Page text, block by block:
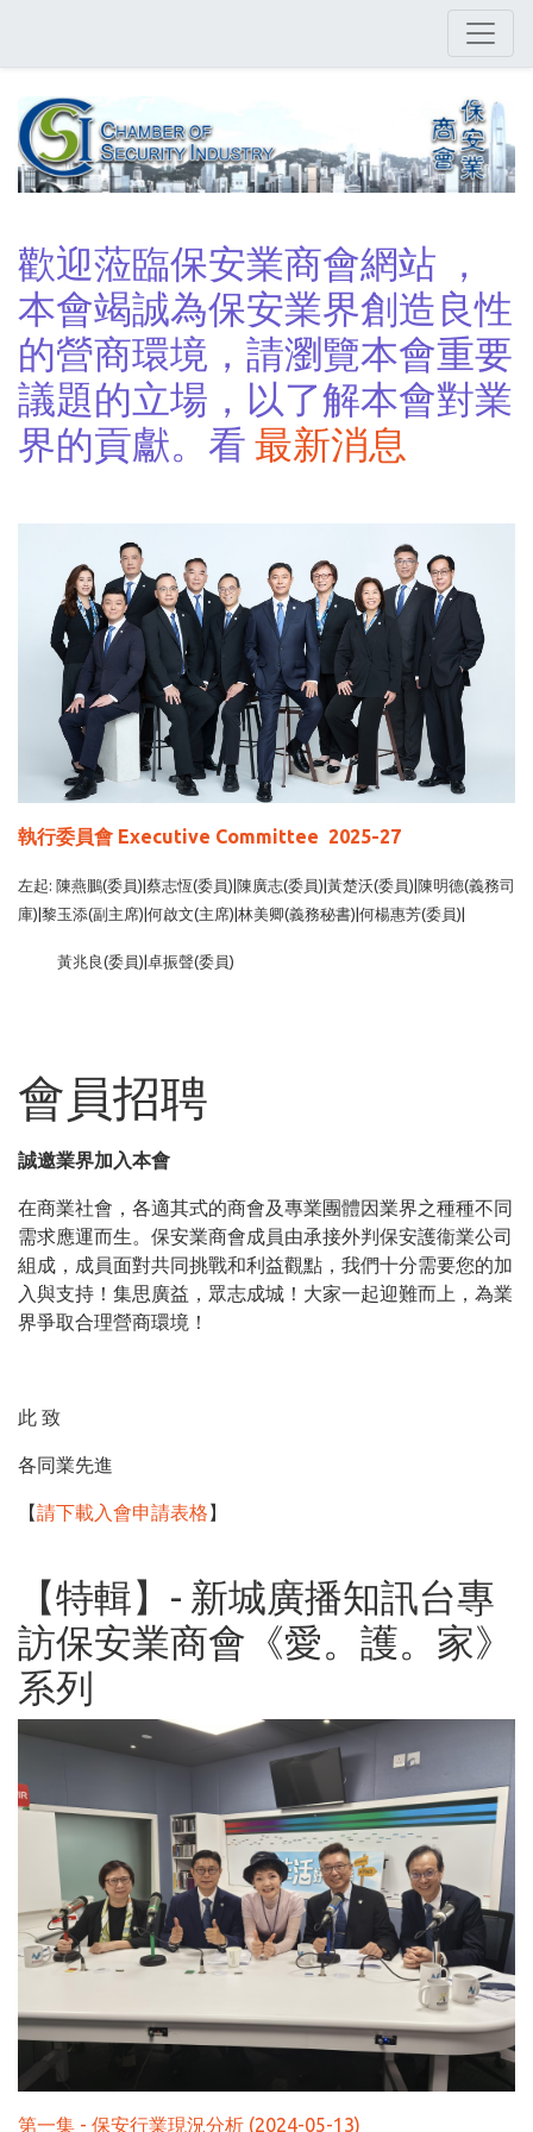
main
歡迎蒞臨保安業商會網站 ，
本會竭誠為保安業界創造良性
的營商環境，請瀏覽本會重要
議題的立場，以了解本會對業
界的貢獻。看 最新消息
執行委員會 Executive Committee 2025-27
左起: 陳燕鵬(委員)|蔡志恆(委員)|陳廣志(委員)|黃楚沃(委員)|陳明德(義務司
庫)|黎玉添(副主席)|何啟文(主席)|林美卿(義務秘書)|何楊惠芳(委員)|
黃兆良(委員)|卓振聲(委員)
會員招聘
誠邀業界加入本會
在商業社會，各適其式的商會及專業團體因業界之種種不同
需求應運而生。保安業商會成員由承接外判保安護衞業公司
組成，成員面對共同挑戰和利益觀點，我們十分需要您的加
入與支持！集思廣益，眾志成城！大家一起迎難而上，為業
界爭取合理營商環境！
此 致
各同業先進
【請下載入會申請表格】
【特輯】- 新城廣播知訊台專
訪保安業商會《愛。護。家》
系列
第一集 - 保安行業現況分析 (2024-05-13)